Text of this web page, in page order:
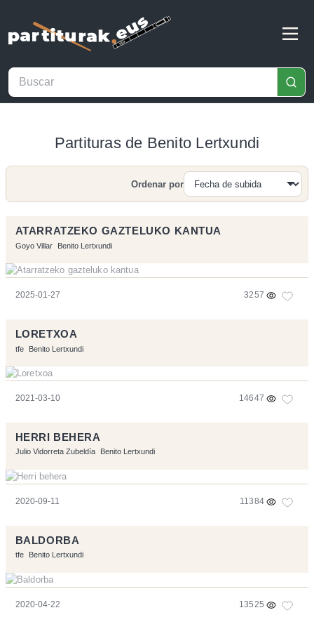
Partituras de Benito Lertxundi
Buscar
Ordenar por
ATARRATZEKO GAZTELUKO KANTUA
Goyo Villar Benito Lertxundi
2025-01-27 3257
LORETXOA
tfe Benito Lertxundi
2021-03-10 14647
HERRI BEHERA
Julio Vidorreta Zubeldía Benito Lertxundi
2020-09-11 11384
BALDORBA
tfe Benito Lertxundi
2020-04-22 13525